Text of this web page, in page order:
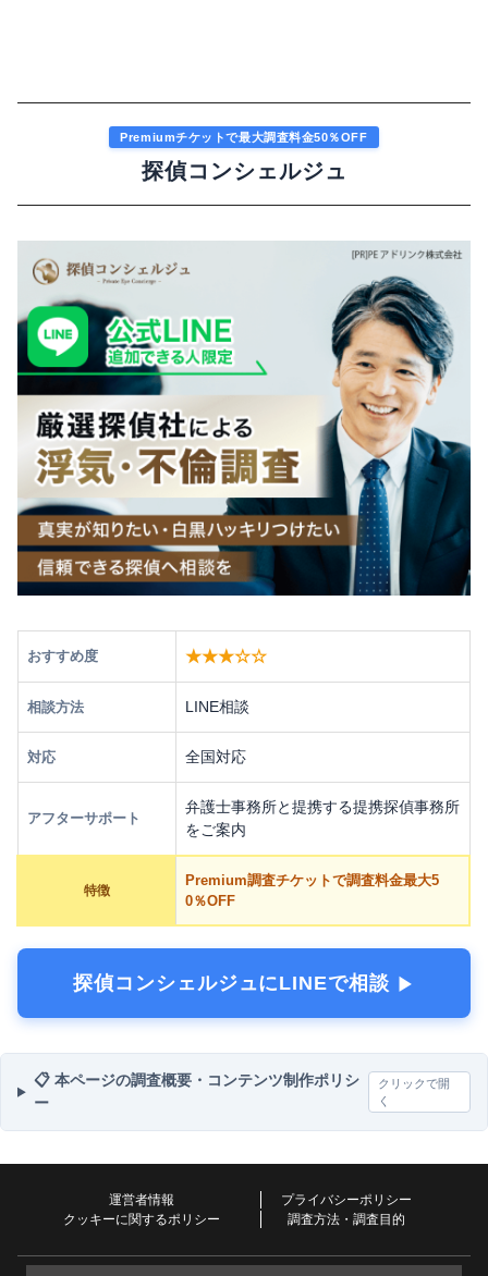
Premiumチケットで最大調査料金50％OFF
探偵コンシェルジュ
おすすめ度 ★★★☆☆
相談方法 LINE相談
対応 全国対応
アフターサポート
弁護士事務所と提携する提携探偵事務所
をご案内
特徴
Premium調査チケットで調査料金最大5
0％OFF
探偵コンシェルジュにLINEで相談 ▶︎
📋 本ページの調査概要・コンテンツ制作ポリシ
ー
クリックで開
く
運営者情報
プライバシーポリシー
クッキーに関するポリシー
調査方法・調査目的